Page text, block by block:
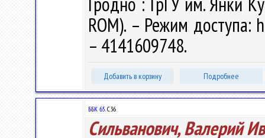
ROM). – Режим доступа:
– 4141609748.
Добавить в корзину Подробнее
ББК 65.С36
Сильванович, Валерий